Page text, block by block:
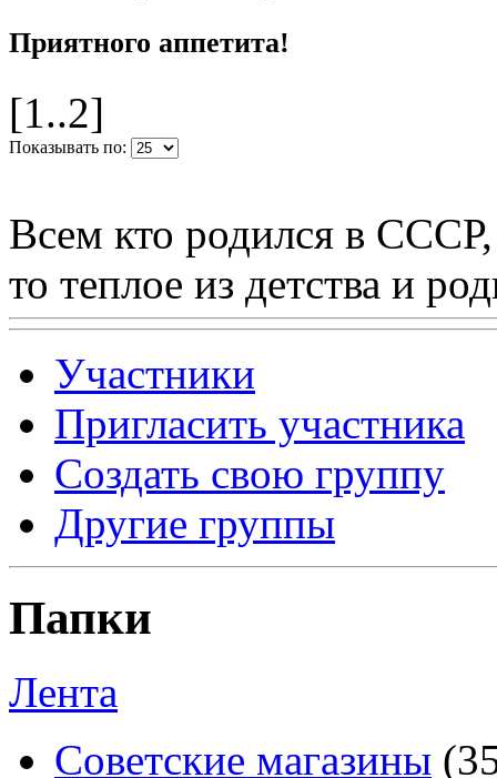
Приятного аппетита!
[1..2]
Показывать по:
Всем кто родился в
то теплое из детства и
Участники
Пригласить участника
Создать свою группу
Другие группы
Папки
Лента
Советские магазины